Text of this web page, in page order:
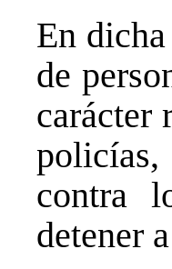
En
de
carácter
contra
detener